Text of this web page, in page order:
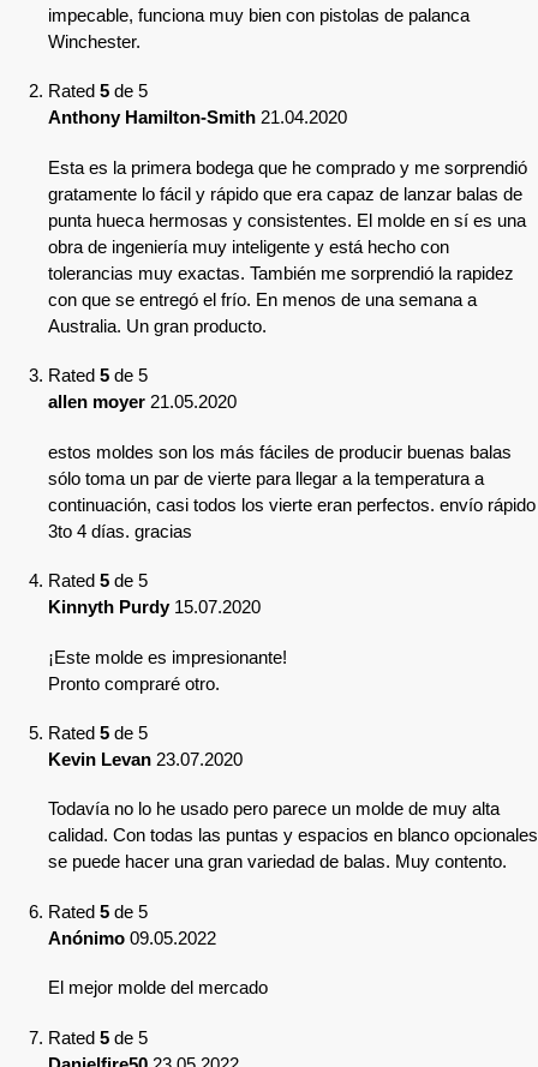
impecable, funciona muy bien con pistolas de palanca
Winchester.
Rated 5 de 5
Anthony Hamilton-Smith 21.04.2020
Esta es la primera bodega que he comprado y me sorprendió
gratamente lo fácil y rápido que era capaz de lanzar balas de
punta hueca hermosas y consistentes. El molde en sí es una
obra de ingeniería muy inteligente y está hecho con
tolerancias muy exactas. También me sorprendió la rapidez
con que se entregó el frío. En menos de una semana a
Australia. Un gran producto.
Rated 5 de 5
allen moyer 21.05.2020
estos moldes son los más fáciles de producir buenas balas
sólo toma un par de vierte para llegar a la temperatura a
continuación, casi todos los vierte eran perfectos. envío rápido
3to 4 días. gracias
Rated 5 de 5
Kinnyth Purdy 15.07.2020
¡Este molde es impresionante!
Pronto compraré otro.
Rated 5 de 5
Kevin Levan 23.07.2020
Todavía no lo he usado pero parece un molde de muy alta
calidad. Con todas las puntas y espacios en blanco opcionales
se puede hacer una gran variedad de balas. Muy contento.
Rated 5 de 5
Anónimo 09.05.2022
El mejor molde del mercado
Rated 5 de 5